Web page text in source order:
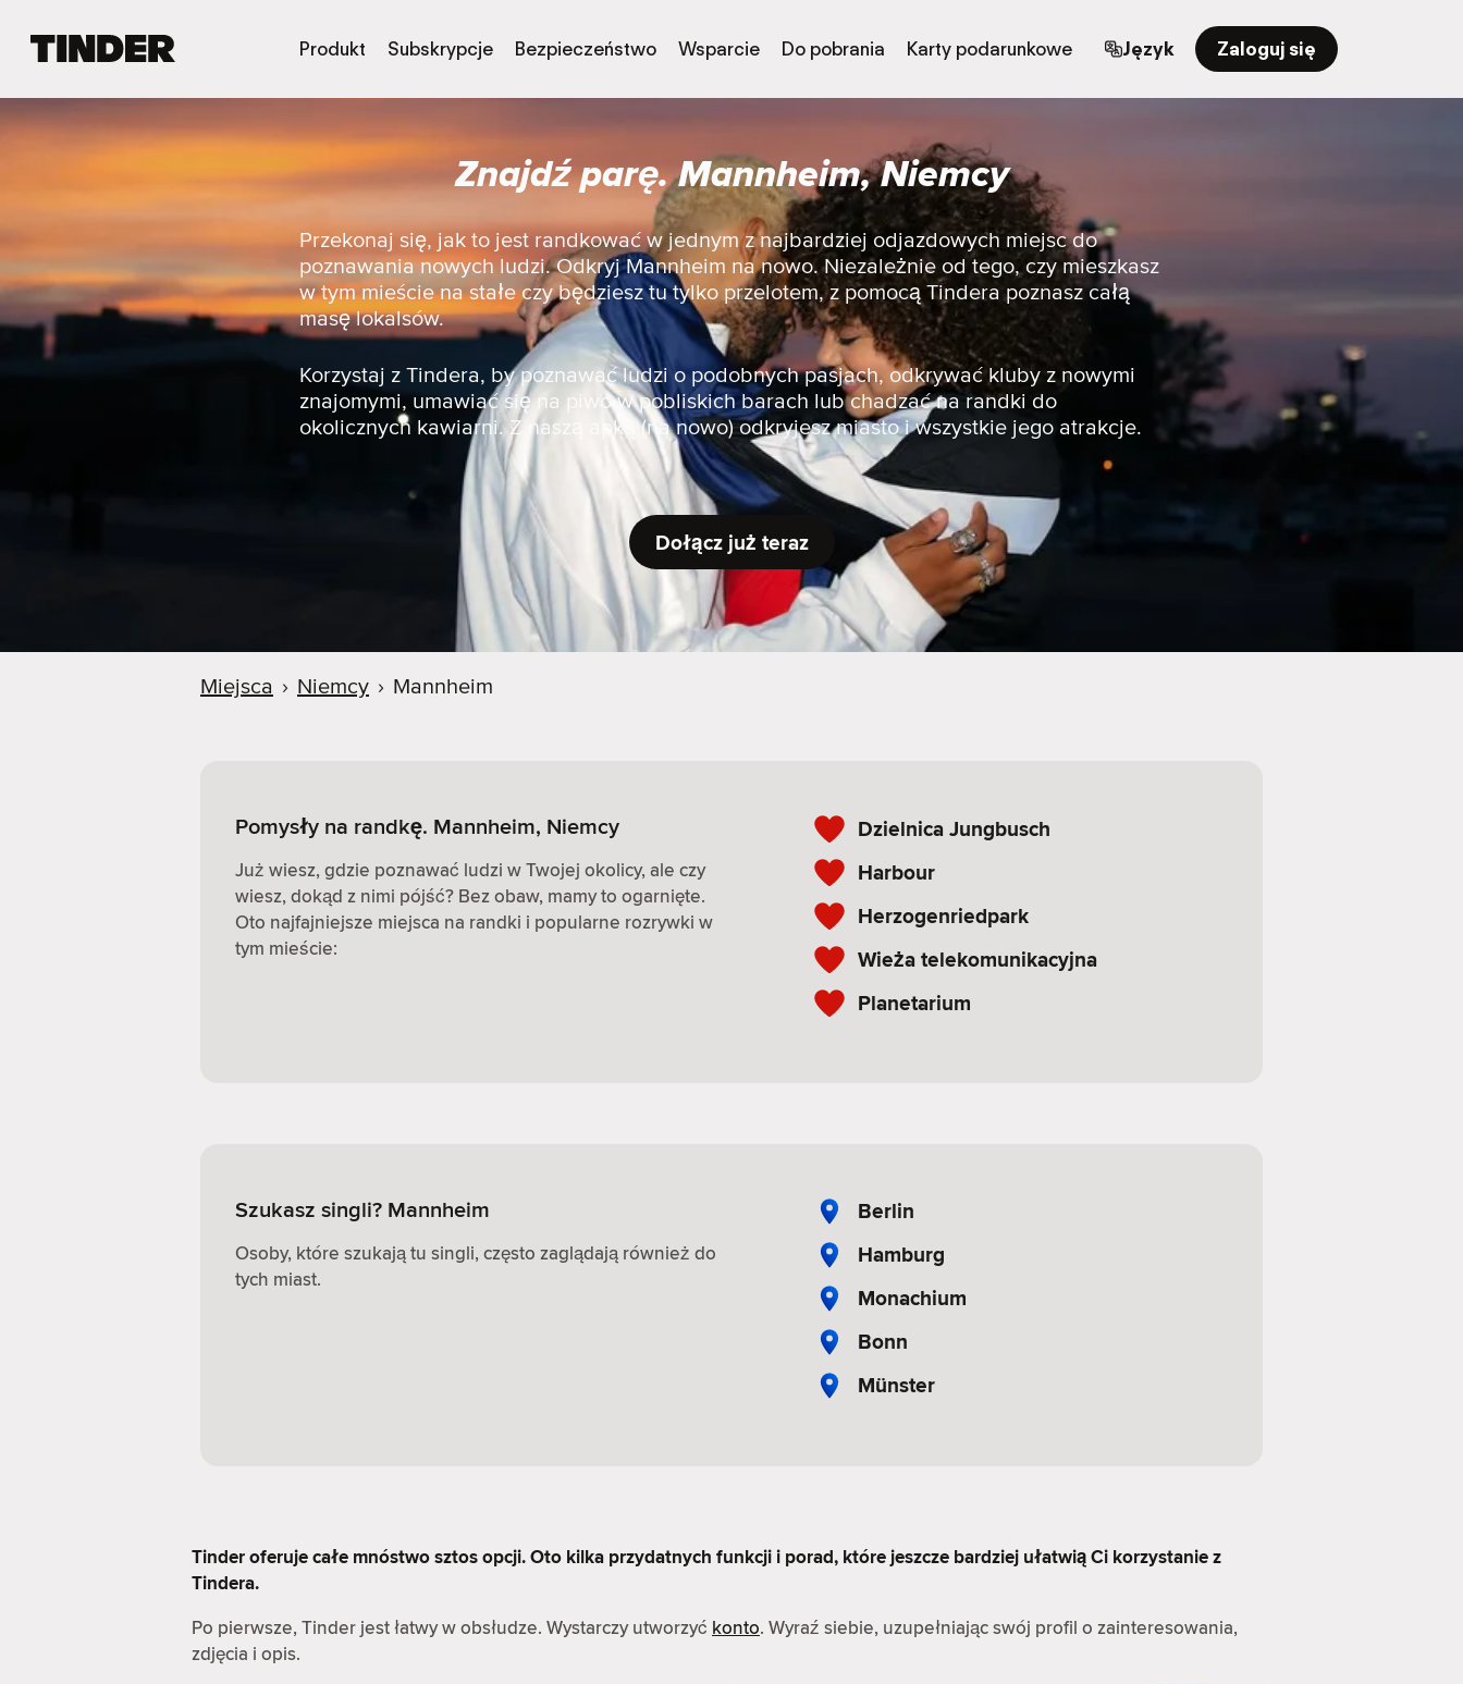
e
n
a
g
Produkt Subskrypcje Bezpieczeństwo Wsparcie Do pobrania Karty podarunkowe Język Zaloguj się
Znajdź parę. Mannheim, Niemcy
Przekonaj się, jak to jest randkować w jednym z najbardziej odjazdowych miejsc do
poznawania nowych ludzi. Odkryj Mannheim na nowo. Niezależnie od tego, czy mieszkasz
w tym mieście na stałe czy będziesz tu tylko przelotem, z pomocą Tindera poznasz całą
masę lokalsów.
Korzystaj z Tindera, by poznawać ludzi o podobnych pasjach, odkrywać kluby z nowymi
znajomymi, umawiać się na piwo w pobliskich barach lub chadzać na randki do
okolicznych kawiarni. Z naszą apką (na nowo) odkryjesz miasto i wszystkie jego atrakcje.
Dołącz już teraz
Miejsca › Niemcy › Mannheim
Pomysły na randkę. Mannheim, Niemcy
Już wiesz, gdzie poznawać ludzi w Twojej okolicy, ale czy
wiesz, dokąd z nimi pójść? Bez obaw, mamy to ogarnięte.
Oto najfajniejsze miejsca na randki i popularne rozrywki w
tym mieście:
Dzielnica Jungbusch
Harbour
Herzogenriedpark
Wieża telekomunikacyjna
Planetarium
Szukasz singli? Mannheim
Osoby, które szukają tu singli, często zaglądają również do
tych miast.
Berlin
Hamburg
Monachium
Bonn
Münster
Tinder oferuje całe mnóstwo sztos opcji. Oto kilka przydatnych funkcji i porad, które jeszcze bardziej ułatwią Ci korzystanie z
Tindera.
Po pierwsze, Tinder jest łatwy w obsłudze. Wystarczy utworzyć konto. Wyraź siebie, uzupełniając swój profil o zainteresowania,
zdjęcia i opis.